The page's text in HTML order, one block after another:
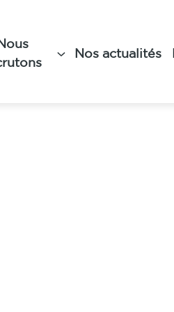
Nous
Nos actualités